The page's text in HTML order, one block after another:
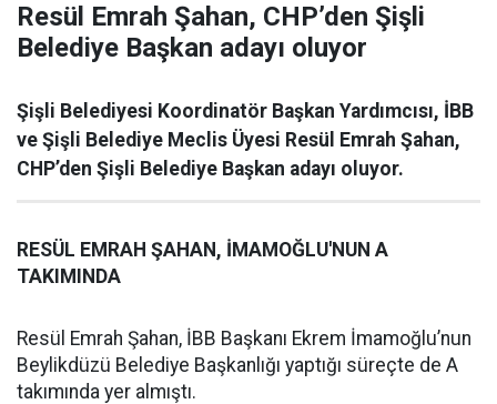
Resül Emrah Şahan, CHP’den Şişli
Belediye Başkan adayı oluyor
Şişli Belediyesi Koordinatör Başkan Yardımcısı, İBB
ve Şişli Belediye Meclis Üyesi Resül Emrah Şahan,
CHP’den Şişli Belediye Başkan adayı oluyor.
RESÜL EMRAH ŞAHAN, İMAMOĞLU'NUN A
TAKIMINDA
Resül Emrah Şahan, İBB Başkanı Ekrem İmamoğlu’nun
Beylikdüzü Belediye Başkanlığı yaptığı süreçte de A
takımında yer almıştı.